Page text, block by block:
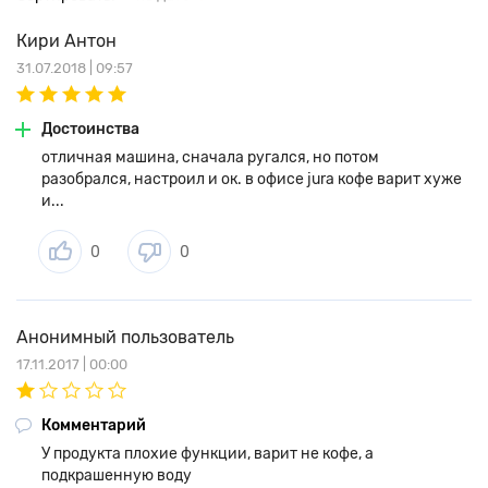
Кири Антон
31.07.2018 | 09:57
Достоинства
отличная машина, сначала ругался, но потом
разобрался, настроил и ок. в офисе jura кофе варит хуже
и...
0 0
Анонимный пользователь
17.11.2017 | 00:00
Комментарий
У продукта плохие функции, варит не кофе, а
подкрашенную воду